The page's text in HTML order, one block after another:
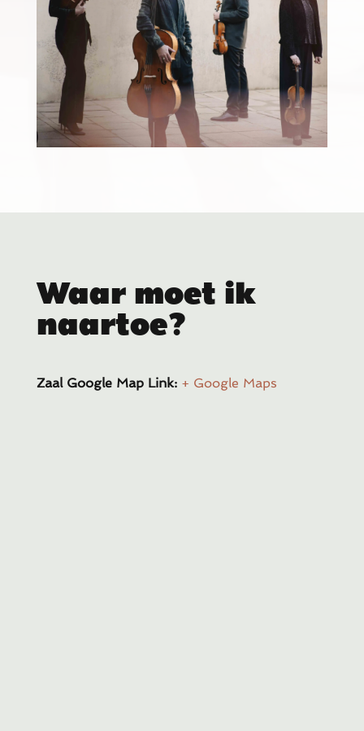
Waar moet ik
naartoe?
Zaal Google Map Link: + Google Maps